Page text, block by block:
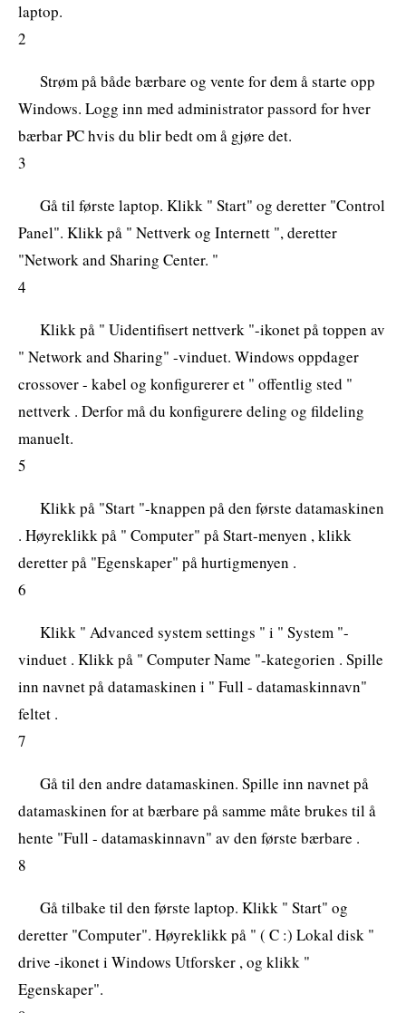
laptop.
2
Strøm på både bærbare og vente for dem å starte opp
Windows. Logg inn med administrator passord for hver
bærbar PC hvis du blir bedt om å gjøre det.
3
Gå til første laptop. Klikk " Start" og deretter "Control
Panel". Klikk på " Nettverk og Internett ", deretter
"Network and Sharing Center. "
4
Klikk på " Uidentifisert nettverk "-ikonet på toppen av
" Network and Sharing" -vinduet. Windows oppdager
crossover - kabel og konfigurerer et " offentlig sted "
nettverk . Derfor må du konfigurere deling og fildeling
manuelt.
5
Klikk på "Start "-knappen på den første datamaskinen
. Høyreklikk på " Computer" på Start-menyen , klikk
deretter på "Egenskaper" på hurtigmenyen .
6
Klikk " Advanced system settings " i " System "-
vinduet . Klikk på " Computer Name "-kategorien . Spille
inn navnet på datamaskinen i " Full - datamaskinnavn"
feltet .
7
Gå til den andre datamaskinen. Spille inn navnet på
datamaskinen for at bærbare på samme måte brukes til å
hente "Full - datamaskinnavn" av den første bærbare .
8
Gå tilbake til den første laptop. Klikk " Start" og
deretter "Computer". Høyreklikk på " ( C :) Lokal disk "
drive -ikonet i Windows Utforsker , og klikk "
Egenskaper".